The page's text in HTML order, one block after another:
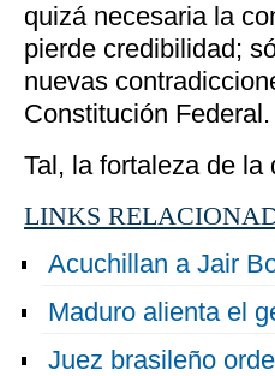
quizá necesaria la
pierde credibilidad;
nuevas
Constitución Federal.
Tal, la fortaleza de la
LINKS
Acuchillan a Jair
Maduro alienta el
Juez brasileño